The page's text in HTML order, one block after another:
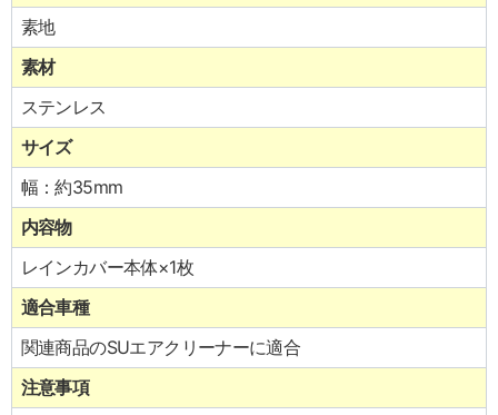
素地
素材
ステンレス
サイズ
幅：約35mm
内容物
レインカバー本体×1枚
適合車種
関連商品のSUエアクリーナーに適合
注意事項